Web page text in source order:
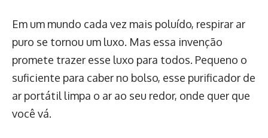
Em um mundo cada vez mais poluído, respirar ar
puro se tornou um luxo. Mas essa invenção
promete trazer esse luxo para todos. Pequeno o
suficiente para caber no bolso, esse purificador de
ar portátil limpa o ar ao seu redor, onde quer que
você vá.